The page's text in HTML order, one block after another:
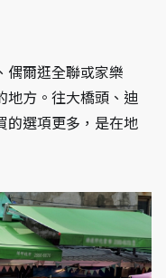
偶爾逛全聯或家樂
地方。往大橋頭、迪
的選項更多，是在地